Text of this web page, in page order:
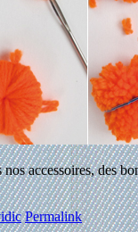
accessoires, des
Permalink